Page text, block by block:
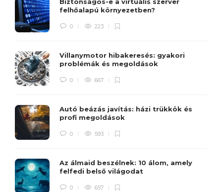
felhőalapú környezetben?
0 223
Villanymotor hibakeresés: gyakori
problémák és megoldások
0 667
Autó beázás javítás: házi trükkök és
profi megoldások
0 593
Az álmaid beszélnek: 10 álom, amely
felfedi belső világodat
0 657